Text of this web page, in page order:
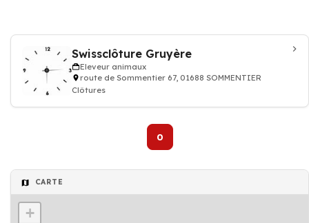
Swissclôture Gruyère
Eleveur animaux
route de Sommentier 67, 01688 SOMMENTIER
Clôtures
0
CARTE
+